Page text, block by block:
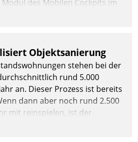
des Mobilen Cockpits im
Objektsanierung
stehen bei der
rund 5.000
an. Dieser Prozess ist bereits
dann aber noch rund 2.500
mit reinspielen, ist der
immens. Im